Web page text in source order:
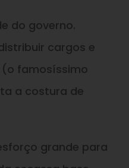
do governo.
cargos e
famosíssimo
a costura de
grande para